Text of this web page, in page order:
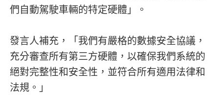
們自動駕駛車輛的特定硬體」。
發言人補充，「我們有嚴格的數據安全協議，
充分審查所有第三方硬體，以確保我們系統的
絕對完整性和安全性，並符合所有適用法律和
法規。」